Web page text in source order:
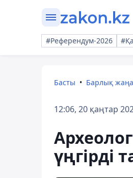
#Референдум-2026
Басты Барлық
12:06, 20 қаңтар
үңгірді